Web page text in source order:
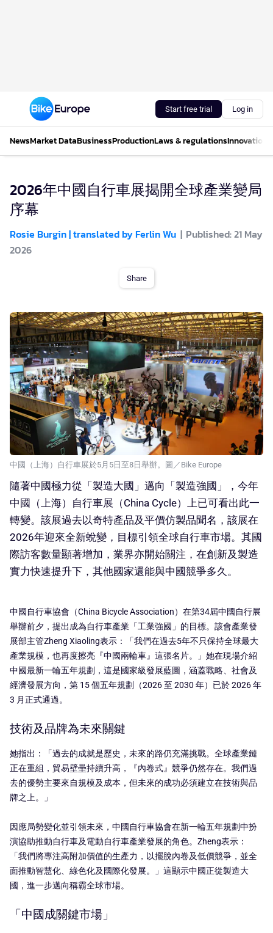
Start free trial Log in
NewsMarket DataBusinessProductionLaws & regulationsInnovations
2026年中國自行車展揭開全球產業變局
序幕
Rosie Burgin | translated by Ferlin Wu
Published: 21 May
2026
Share
中國（上海）自行車展於5月5日至8日舉辦。圖／Bike Europe
隨著中國極力從「製造大國」邁向「製造強國」，今年
中國（上海）自行車展（China Cycle）上已可看出此一
轉變。該展過去以奇特產品及平價仿製品聞名，該展在
2026年迎來全新蛻變，目標引領全球自行車市場。其國
際訪客數量顯著增加，業界亦開始關注，在創新及製造
實力快速提升下，其他國家還能與中國競爭多久。
中國自行車協會（China Bicycle Association）在第34屆中國自行展
舉辦前夕，提出成為自行車產業「工業強國」的目標。該會產業發
展部主管Zheng Xiaoling表示：「我們在過去5年不只保持全球最大
產業規模，也再度擦亮『中國兩輪車』這張名片。」她在現場介紹
中國最新一輪五年規劃，這是國家級發展藍圖，涵蓋戰略、社會及
經濟發展方向，第 15 個五年規劃（2026 至 2030 年）已於 2026 年
3 月正式通過。
技術及品牌為未來關鍵
她指出：「過去的成就是歷史，未來的路仍充滿挑戰。全球產業鏈
正在重組，貿易壁壘持續升高，『內卷式』競爭仍然存在。我們過
去的優勢主要來自規模及成本，但未來的成功必須建立在技術與品
牌之上。」
因應局勢變化並引領未來，中國自行車協會在新一輪五年規劃中扮
演協助推動自行車及電動自行車產業發展的角色。Zheng表示：
「我們將專注高附加價值的生產力，以擺脫內卷及低價競爭，並全
面推動智慧化、綠色化及國際化發展。」這顯示中國正從製造大
國，進一步邁向稱霸全球市場。
「中國成關鍵市場」